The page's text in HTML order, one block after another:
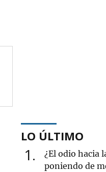
LO ÚLTIMO
1
¿El odio hacia
poniendo de